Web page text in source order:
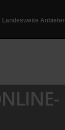
Landesweite Anbieter